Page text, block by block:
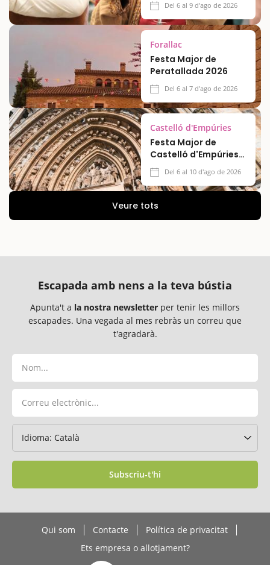
Del 6 al 9 d'ago de 2026
Forallac
Festa Major de
Peratallada 2026
Del 6 al 7 d'ago de 2026
Castelló d'Empúries
Festa Major de
Castelló d'Empúries
2026Del 6 al 10 d'ago de 2026
Veure tots
Escapada amb nens a la teva bústia
Apunta't a la nostra newsletter per tenir les millors
escapades. Una vegada al mes rebràs un correu que
t'agradarà.
Subscriu-t'hi
Qui som Contacte
Política de privacitat
Ets empresa o allotjament?